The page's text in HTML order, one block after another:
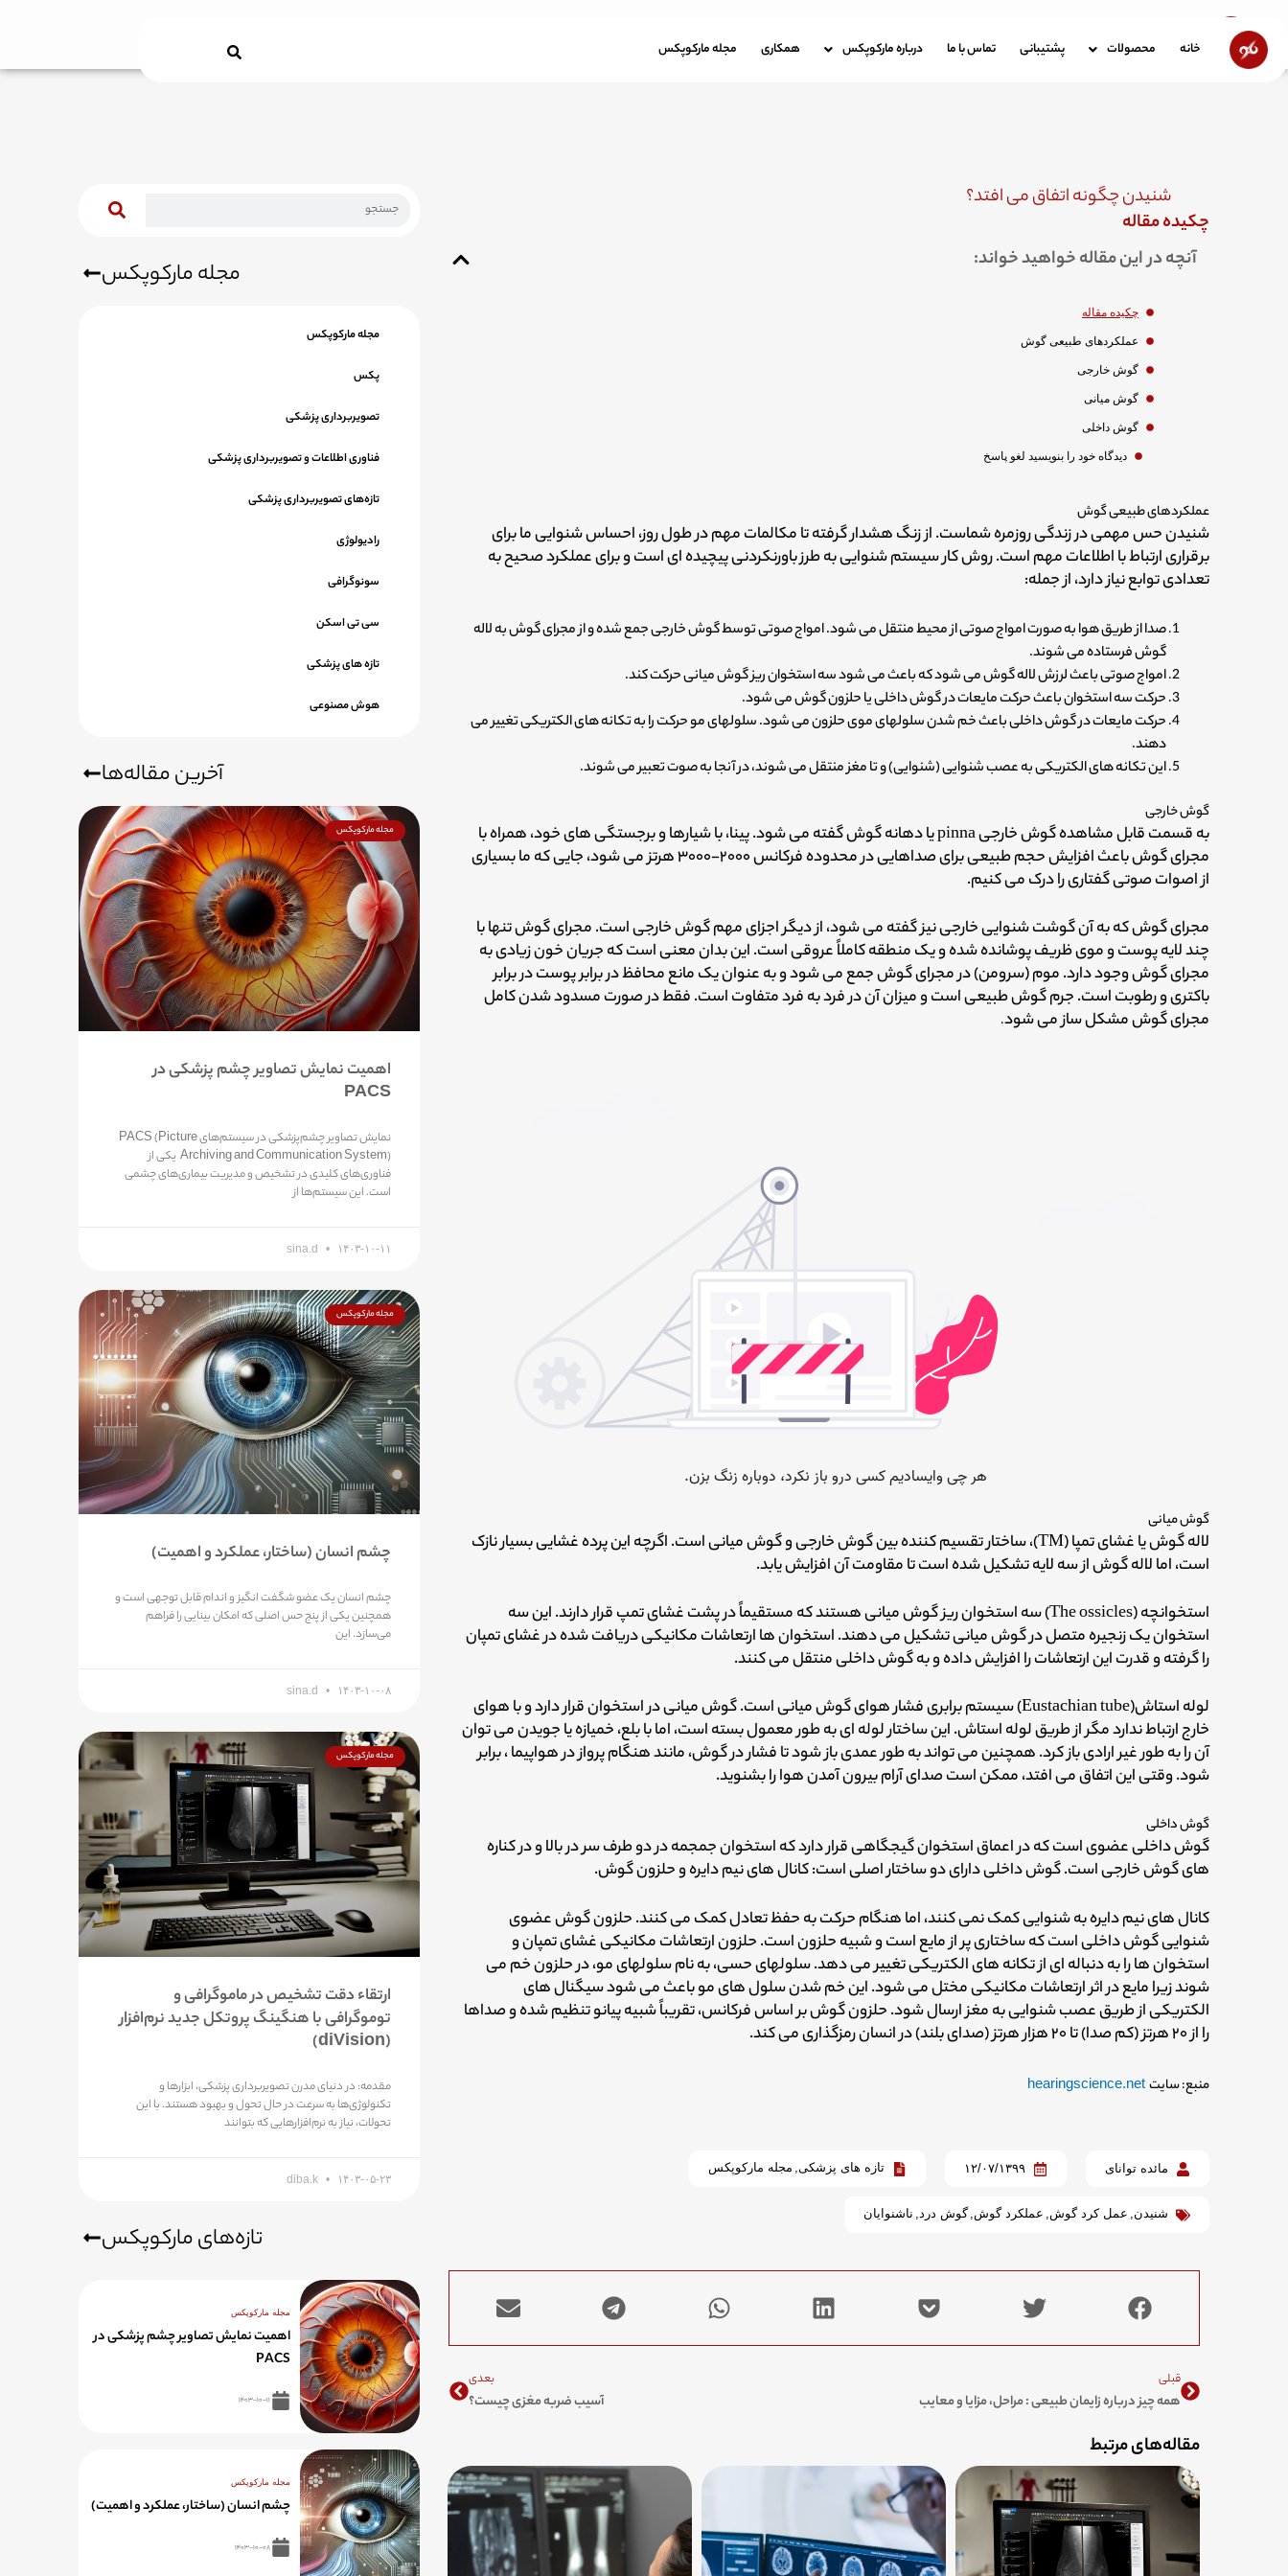
محتوا
خانه محصولات پشتیبانی تماس با ما درباره مارکوپکس همکاری مجله مارکوپکس
شنیدن چگونه اتفاق می افتد؟
چکیده مقاله
آنچه در این مقاله خواهید خواند:
چکیده مقاله
عملکردهای طبیعی گوش
گوش خارجی
گوش میانی
گوش داخلی
دیدگاه‌ خود را بنویسید لغو پاسخ
عملکردهای طبیعی گوش
شنیدن حس مهمی در زندگی روزمره شماست. از زنگ هشدار گرفته تا مکالمات مهم در طول روز، احساس شنوایی ما برای
برقراری ارتباط با اطلاعات مهم است. روش کار سیستم شنوایی به طرز باورنکردنی پیچیده ای است و برای عملکرد صحیح به
تعدادی توابع نیاز دارد، از جمله:
صدا از طریق هوا به صورت امواج صوتی از محیط منتقل می شود. امواج صوتی توسط گوش خارجی جمع شده و از مجرای گوش به لاله
گوش فرستاده می شوند.
امواج صوتی باعث لرزش لاله گوش می شود که باعث می شود سه استخوان ریز گوش میانی حرکت کند.
حرکت سه استخوان باعث حرکت مایعات در گوش داخلی یا حلزون گوش می شود.
حرکت مایعات در گوش داخلی باعث خم شدن سلولهای موی حلزون می شود. سلولهای مو حرکت را به تکانه های الکتریکی تغییر می
دهند.
این تکانه های الکتریکی به عصب شنوایی (شنوایی) و تا مغز منتقل می شوند، در آنجا به صوت تعبیر می شوند.
گوش خارجی
به قسمت قابل مشاهده گوش خارجی pinna یا دهانه گوش گفته می شود. پینا، با شیارها و برجستگی های خود، همراه با
مجرای گوش باعث افزایش حجم طبیعی برای صداهایی در محدوده فرکانس ۲۰۰۰-۳۰۰۰ هرتز می شود، جایی که ما بسیاری
از اصوات صوتی گفتاری را درک می کنیم.
مجرای گوش که به آن گوشت شنوایی خارجی نیز گفته می شود، از دیگر اجزای مهم گوش خارجی است. مجرای گوش تنها با
چند لایه پوست و موی ظریف پوشانده شده و یک منطقه کاملاً عروقی است. این بدان معنی است که جریان خون زیادی به
مجرای گوش وجود دارد.موم (سرومن) در مجرای گوش جمع می شود و به عنوان یک مانع محافظ در برابر پوست در برابر
باکتری و رطوبت است. جرم گوش طبیعی است و میزان آن در فرد به فرد متفاوت است. فقط در صورت مسدود شدن کامل
مجرای گوش مشکل ساز می شود.
گوش میانی
لاله گوش یا غشای تمپا (TM)، ساختار تقسیم کننده بین گوش خارجی و گوش میانی است. اگرچه این پرده غشایی بسیار نازک
است، اما لاله گوش از سه لایه تشکیل شده است تا مقاومت آن افزایش یابد.
استخوانچه (The ossicles) سه استخوان ریز گوش میانی هستند که مستقیماً در پشت غشای تمپ قرار دارند. این سه
استخوان یک زنجیره متصل در گوش میانی تشکیل می دهند. استخوان ها ارتعاشات مکانیکی دریافت شده در غشای تمپان
را گرفته و قدرت این ارتعاشات را افزایش داده و به گوش داخلی منتقل می کنند.
لوله استاش(Eustachian tube) سیستم برابری فشار هوای گوش میانی است. گوش میانی در استخوان قرار دارد و با هوای
خارج ارتباط ندارد مگر از طریق لوله استاش. این ساختار لوله ای به طور معمول بسته است، اما با بلع، خمیازه یا جویدن می توان
آن را به طور غیر ارادی باز کرد. همچنین می تواند به طور عمدی باز شود تا فشار در گوش، مانند هنگام پرواز در هواپیما ، برابر
شود. وقتی این اتفاق می افتد، ممکن است صدای آرام بیرون آمدن هوا را بشنوید.
گوش داخلی
گوش داخلی عضوی است که در اعماق استخوان گیجگاهی قرار دارد که استخوان جمجمه در دو طرف سر در بالا و در کناره
های گوش خارجی است. گوش داخلی دارای دو ساختار اصلی است: کانال های نیم دایره و حلزون گوش.
کانال های نیم دایره به شنوایی کمک نمی کنند، اما هنگام حرکت به حفظ تعادل کمک می کنند. حلزون گوش عضوی
شنوایی گوش داخلی است که ساختاری پر از مایع است و شبیه حلزون است. حلزون ارتعاشات مکانیکی غشای تمپان و
استخوان ها را به دنباله ای از تکانه های الکتریکی تغییر می دهد. سلولهای حسی، به نام سلولهای مو، در حلزون خم می
شوند زیرا مایع در اثر ارتعاشات مکانیکی مختل می شود. این خم شدن سلول های مو باعث می شود سیگنال های
الکتریکی از طریق عصب شنوایی به مغز ارسال شود. حلزون گوش بر اساس فرکانس، تقریباً شبیه پیانو تنظیم شده و صداها
را از ۲۰ هرتز (کم صدا) تا ۲۰ هزار هرتز (صدای بلند) در انسان رمزگذاری می کند.
منبع: سایت
مائده توانای ۱۲/۰۷/۱۳۹۹ تازه های پزشکی, مجله مارکوپکس
شنیدن, عمل کرد گوش, عملکرد گوش, گوش درد, ناشنوایان
قبلی
همه چیز درباره زایمان طبیعی : مراحل، مزایا و معایب
بعدی
آسیب ضربه مغزی چیست؟
مقاله‌های مرتبط
مجله مارکوپکس
مجله مارکوپکس
پکس
تصویربرداری پزشکی
فناوری اطلاعات و تصویربرداری پزشکی
تازه‌های تصویربرداری پزشکی
رادیولوژی
سونوگرافی
سی تی اسکن
تازه های پزشکی
هوش مصنوعی
آخرین مقاله‌ها
مجله مارکوپکس
اهمیت نمایش تصاویر چشم پزشکی در
PACS
نمایش تصاویر چشم‌پزشکی در سیستم‌های PACS (Picture
Archiving and Communication System) یکی از
فناوری‌های کلیدی در تشخیص و مدیریت بیماری‌های چشمی
است. این سیستم‌ها از
sina.d ۱۴۰۳-۱۰-۱۱
مجله مارکوپکس
چشم انسان (ساختار، عملکرد و اهمیت)
چشم انسان یک عضو شگفت انگیز و اندام قابل توجهی است و
همچنین یکی از پنج حس اصلی که امکان بینایی را فراهم
می‌سازد. این
sina.d ۱۴۰۳-۱۰-۰۸
مجله مارکوپکس
ارتقاء دقت تشخیص در ماموگرافی و
توموگرافی با هنگینگ پروتکل جدید نرم‌افزار
(diVision)
مقدمه: در دنیای مدرن تصویربرداری پزشکی، ابزارها و
تکنولوژی‌ها به سرعت در حال تحول و بهبود هستند. با این
تحولات، نیاز به نرم‌افزارهایی که بتوانند
diba.k ۱۴۰۳-۰۵-۲۳
تازه‌های مارکوپکس
مجله مارکوپکس
اهمیت نمایش تصاویر چشم پزشکی در
PACS
مجله مارکوپکس
چشم انسان (ساختار، عملکرد و اهمیت)